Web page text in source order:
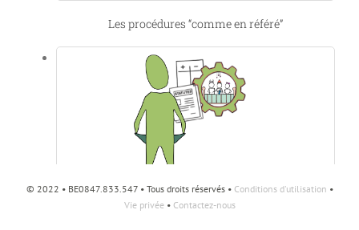
Les procédures “comme en référé”
Constituer une société sans faire d’apport ?
© 2022 • BE0847.833.547 • Tous droits réservés • Conditions d'utilisation •
Vie privée• Contactez-nous